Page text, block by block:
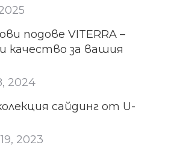
подове VITERRA –
качество за вашия
2024
сайдинг от U-
2023